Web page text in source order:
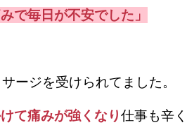
で毎日が不安でした」
ージを受けられてました。
て痛みが強くなり仕事も辛く